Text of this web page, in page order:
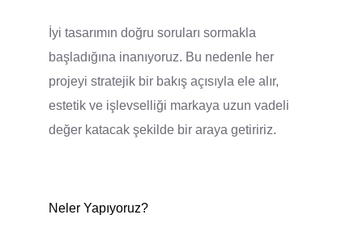
İyi tasarımın doğru soruları sormakla
başladığına inanıyoruz. Bu nedenle her
projeyi stratejik bir bakış açısıyla ele alır,
estetik ve işlevselliği markaya uzun vadeli
değer katacak şekilde bir araya getiririz.
Neler Yapıyoruz?